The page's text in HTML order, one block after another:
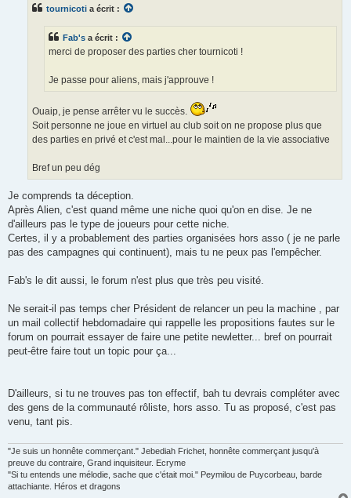
tournicoti a écrit :
Fab's a écrit :
merci de proposer des parties cher tournicoti !
Je passe pour aliens, mais j'approuve !
Ouaip, je pense arrêter vu le succès.
Soit personne ne joue en virtuel au club soit on ne propose plus que
des parties en privé et c'est mal...pour le maintien de la vie associative
Bref un peu dég
Je comprends ta déception.
Après Alien, c'est quand même une niche quoi qu'on en dise. Je ne
d'ailleurs pas le type de joueurs pour cette niche.
Certes, il y a probablement des parties organisées hors asso ( je ne parle
pas des campagnes qui continuent), mais tu ne peux pas l'empêcher.
Fab's le dit aussi, le forum n'est plus que très peu visité.
Ne serait-il pas temps cher Président de relancer un peu la machine , par
un mail collectif hebdomadaire qui rappelle les propositions fautes sur le
forum on pourrait essayer de faire une petite newletter... bref on pourrait
peut-être faire tout un topic pour ça...
D'ailleurs, si tu ne trouves pas ton effectif, bah tu devrais compléter avec
des gens de la communauté rôliste, hors asso. Tu as proposé, c'est pas
venu, tant pis.
"Je suis un honnête commerçant." Jebediah Frichet, honnête commerçant jusqu'à
preuve du contraire, Grand inquisiteur. Ecryme
"Si tu entends une mélodie, sache que c'était moi." Peymilou de Puycorbeau, barde
attachiante. Héros et dragons